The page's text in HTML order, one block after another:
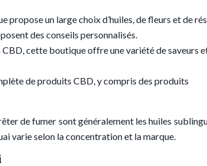
un large choix d’huiles, de fleurs et de
des conseils personnalisés.
cette boutique offre une variété de saveurs
de produits CBD, y compris des produits
de fumer sont généralement les huiles
varie selon la concentration et la marque.